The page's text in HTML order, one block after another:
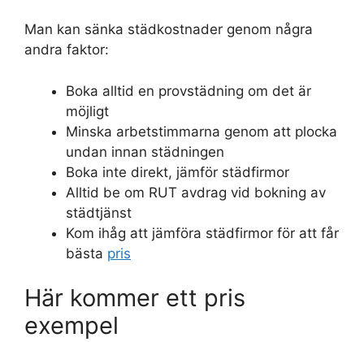
Man kan sänka städkostnader genom några
andra faktor:
Boka alltid en provstädning om det är
möjligt
Minska arbetstimmarna genom att plocka
undan innan städningen
Boka inte direkt, jämför städfirmor
Alltid be om RUT avdrag vid bokning av
städtjänst
Kom ihåg att jämföra städfirmor för att får
bästa pris
Här kommer ett pris
exempel